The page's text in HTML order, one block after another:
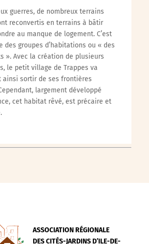
guerres, de nombreux terrains
reconvertis en terrains à bâtir
au manque de logement. C’est
des groupes d’habitations ou « des
». Avec la création de plusieurs
le petit village de Trappes va
ainsi sortir de ses frontières
largement développé
cet habitat rêvé, est précaire et
ASSOCIATION RÉGIONALE
DES CITÉS-JARDINS D’ILE-DE-